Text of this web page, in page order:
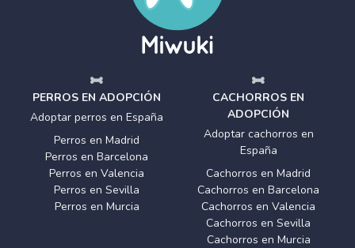
PERROS EN ADOPCIÓN
Adoptar perros en España
Perros en Madrid
Perros en Barcelona
Perros en Valencia
Perros en Sevilla
Perros en Murcia
CACHORROS EN
ADOPCIÓN
Adoptar cachorros en
España
Cachorros en Madrid
Cachorros en Barcelona
Cachorros en Valencia
Cachorros en Sevilla
Cachorros en Murcia